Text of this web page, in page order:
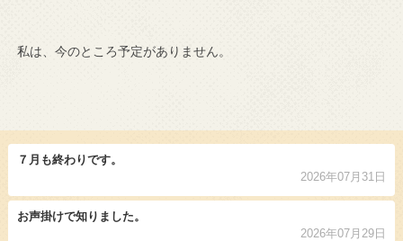
私は、今のところ予定がありません。
７月も終わりです。
2026年07月31日
お声掛けで知りました。
2026年07月29日